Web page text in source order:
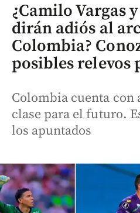
¿Camilo Vargas
dirán adiós al
Colombia?
posibles relevos
Colombia cuenta con
clase para el futuro.
los apuntados